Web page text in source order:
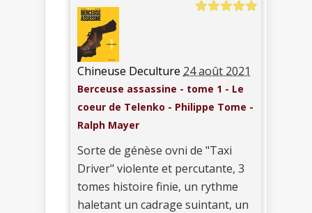
Chineuse Deculture 24 août 2021
Berceuse assassine - tome 1 - Le
coeur de Telenko - Philippe Tome -
Ralph Mayer
Sorte de génèse ovni de "Taxi
Driver" violente et percutante, 3
tomes histoire finie, un rythme
haletant un cadrage suintant, un